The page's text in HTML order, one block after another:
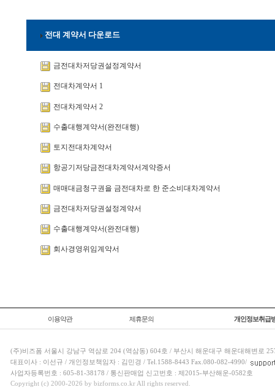
전대 계약서 다운로드
금전대차저당권설정계약서
전대차계약서 1
전대차계약서 2
수출대행계약서(완전대행)
토지전대차계약서
항공기저당금전대차계약서계약증서
매매대금청구권을 금전대차로 한 준소비대차계약서
금전대차저당권설정계약서
수출대행계약서(완전대행)
회사경영위임계약서
이용약관 제휴문의 개인정보취급
(주)비즈폼 서울시 강남구 역삼로 204 (역삼동) 604호 / 부산시 해운대구 해운대해변로
대표이사 : 이선규 / 개인정보책임자 : 김민경 / Tel.1588-8443 Fax.080-082-4990/
사업자등록번호 : 605-81-38178 / 통신판매업 신고번호 : 제2015-부산해운-0582호
Copyright (c) 2000-2026 by bizforms.co.kr All rights reserved.